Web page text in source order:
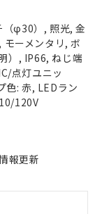
（φ30）, 照光, 金
ーメンタリ, ボ
）, IP66, ねじ端
点灯ユニッ
色: 赤, LEDラン
120V
報更新